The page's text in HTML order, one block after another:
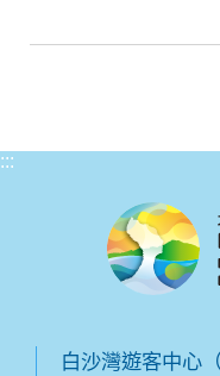
:::
白沙灣遊客中心